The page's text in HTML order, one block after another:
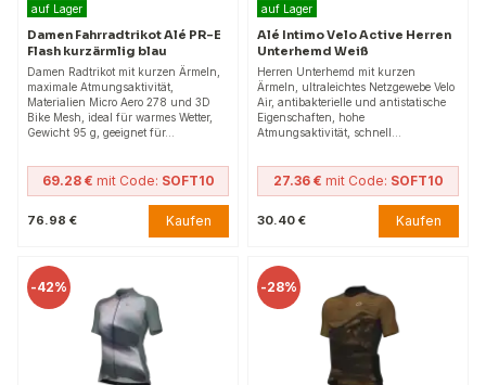
auf Lager
Damen Fahrradtrikot Alé PR-E
Flash kurzärmlig blau
Damen Radtrikot mit kurzen Ärmeln,
maximale Atmungsaktivität,
Materialien Micro Aero 278 und 3D
Bike Mesh, ideal für warmes Wetter,
Gewicht 95 g, geeignet für…
69.28 € mit Code: SOFT10
76.98 € Kaufen
auf Lager
Alé Intimo Velo Active Herren
Unterhemd Weiß
Herren Unterhemd mit kurzen
Ärmeln, ultraleichtes Netzgewebe Velo
Air, antibakterielle und antistatische
Eigenschaften, hohe
Atmungsaktivität, schnell…
27.36 € mit Code: SOFT10
30.40 € Kaufen
-42% -28%